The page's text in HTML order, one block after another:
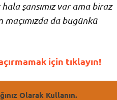
şansımız var ama biraz
da bugünkü
için tıklayın!
Olarak Kullanın.